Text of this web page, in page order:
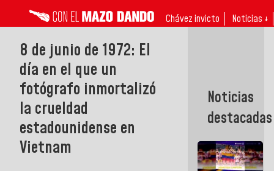
Chávez invicto Noticias ↓
8 de junio de 1972: El
día en el que un
fotógrafo inmortalizó
la crueldad
estadounidense en
Vietnam
Noticias
destacadas